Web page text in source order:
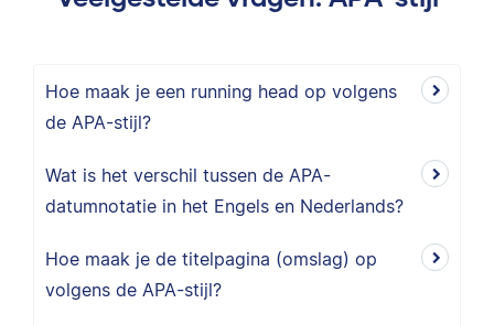
Hoe maak je een running head op volgens
de APA-stijl?
Wat is het verschil tussen de APA-
datumnotatie in het Engels en Nederlands?
Hoe maak je de titelpagina (omslag) op
volgens de APA-stijl?